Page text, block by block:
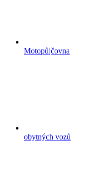
Motopůjčovna
obytných vozů